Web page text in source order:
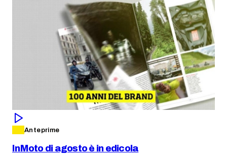
Anteprime
InMoto di agosto è in edicola